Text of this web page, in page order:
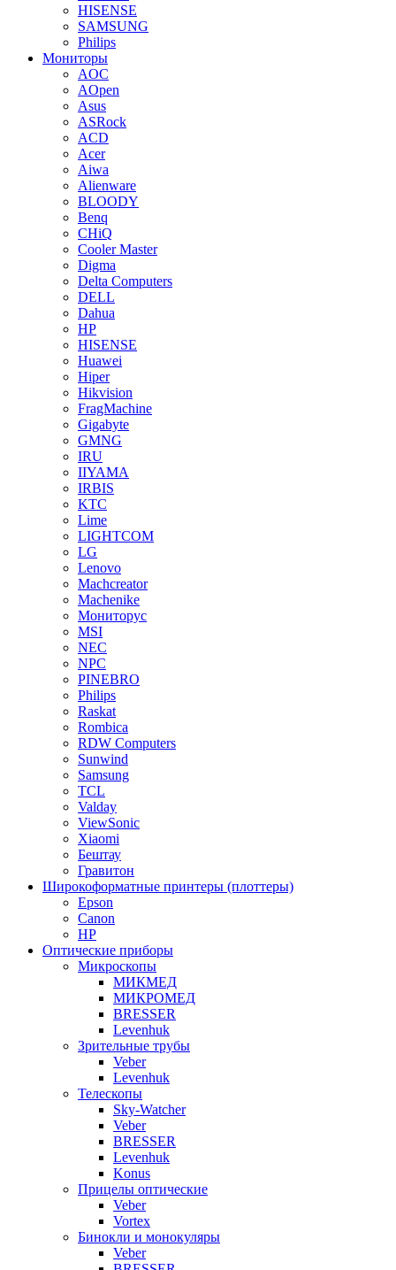
HISENSE
SAMSUNG
Philips
Мониторы
AOC
AOpen
Asus
ASRock
ACD
Acer
Aiwa
Alienware
BLOODY
Benq
CHiQ
Cooler Master
Digma
Delta Computers
DELL
Dahua
HP
HISENSE
Huawei
Hiper
Hikvision
FragMachine
Gigabyte
GMNG
IRU
IIYAMA
IRBIS
KTC
Lime
LIGHTCOM
LG
Lenovo
Machcreator
Machenike
Мониторус
MSI
NEC
NPC
PINEBRO
Philips
Raskat
Rombica
RDW Computers
Sunwind
Samsung
TCL
Valday
ViewSonic
Xiaomi
Бештау
Гравитон
Широкоформатные принтеры (плоттеры)
Epson
Canon
HP
Оптические приборы
Микроскопы
МИКМЕД
МИКРОМЕД
BRESSER
Levenhuk
Зрительные трубы
Veber
Levenhuk
Телескопы
Sky-Watcher
Veber
BRESSER
Levenhuk
Konus
Прицелы оптические
Veber
Vortex
Бинокли и монокуляры
Veber